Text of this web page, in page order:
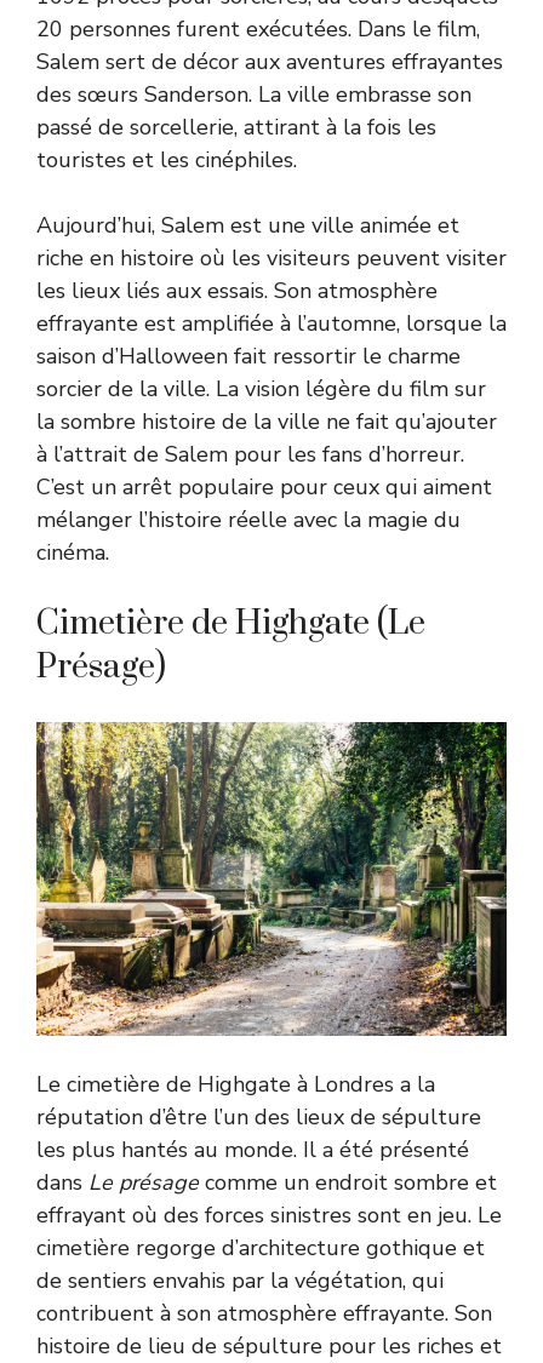
20 personnes furent exécutées. Dans le film,
Salem sert de décor aux aventures effrayantes
des sœurs Sanderson. La ville embrasse son
passé de sorcellerie, attirant à la fois les
touristes et les cinéphiles.
Aujourd’hui, Salem est une ville animée et
riche en histoire où les visiteurs peuvent visiter
les lieux liés aux essais. Son atmosphère
effrayante est amplifiée à l’automne, lorsque la
saison d’Halloween fait ressortir le charme
sorcier de la ville. La vision légère du film sur
la sombre histoire de la ville ne fait qu’ajouter
à l’attrait de Salem pour les fans d’horreur.
C’est un arrêt populaire pour ceux qui aiment
mélanger l’histoire réelle avec la magie du
cinéma.
Cimetière de Highgate (Le
Présage)
Le cimetière de Highgate à Londres a la
réputation d’être l’un des lieux de sépulture
les plus hantés au monde. Il a été présenté
dans Le présagecomme un endroit sombre et
effrayant où des forces sinistres sont en jeu. Le
cimetière regorge d’architecture gothique et
de sentiers envahis par la végétation, qui
contribuent à son atmosphère effrayante. Son
histoire de lieu de sépulture pour les riches et